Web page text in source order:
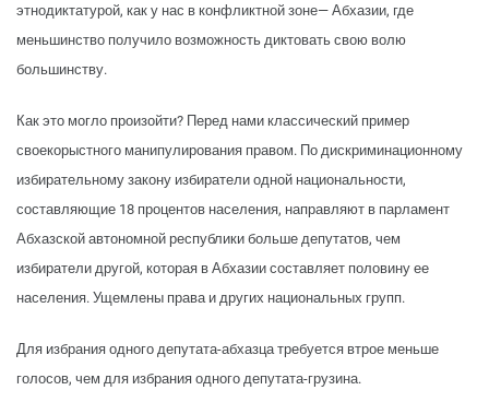
этнодиктатурой, как у нас в конфликтной зоне— Абхазии, где
меньшинство получило возможность диктовать свою волю
большинству.
Как это могло произойти? Перед нами классический пример
своекорыстного манипулирования правом. По дискриминационному
избирательному закону избиратели одной национальности,
составляющие 18 процентов населения, направляют в парламент
Абхазской автономной республики больше депутатов, чем
избиратели другой, которая в Абхазии составляет половину ее
населения. Ущемлены права и других национальных групп.
Для избрания одного депутата-абхазца требуется втрое меньше
голосов, чем для избрания одного депутата-грузина.